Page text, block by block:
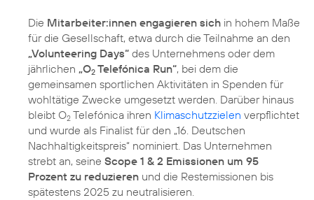
Die Mitarbeiter:innen engagieren sich in hohem Maße
für die Gesellschaft, etwa durch die Teilnahme an den
„Volunteering Days“ des Unternehmens oder dem
jährlichen „O2 Telefónica Run“, bei dem die
gemeinsamen sportlichen Aktivitäten in Spenden für
wohltätige Zwecke umgesetzt werden. Darüber hinaus
bleibt O2 Telefónica ihren Klimaschutzzielen verpflichtet
und wurde als Finalist für den „16. Deutschen
Nachhaltigkeitspreis“ nominiert. Das Unternehmen
strebt an, seine Scope 1 & 2 Emissionen um 95
Prozent zu reduzieren und die Restemissionen bis
spätestens 2025 zu neutralisieren.